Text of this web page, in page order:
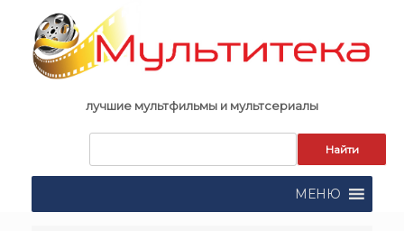
content
лучшие мультфильмы и мультсериалы
поиска:
МЕНЮ